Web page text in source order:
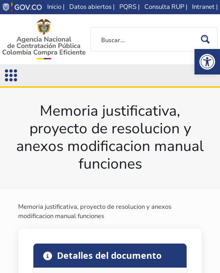
Inicio | Datos abiertos | PQRS | Consulta RUP | Intranet |
Memoria justificativa,
proyecto de resolucion y
anexos modificacion manual
funciones
Memoria justificativa, proyecto de resolucion y anexos
modificacion manual funciones
Detalles del documento